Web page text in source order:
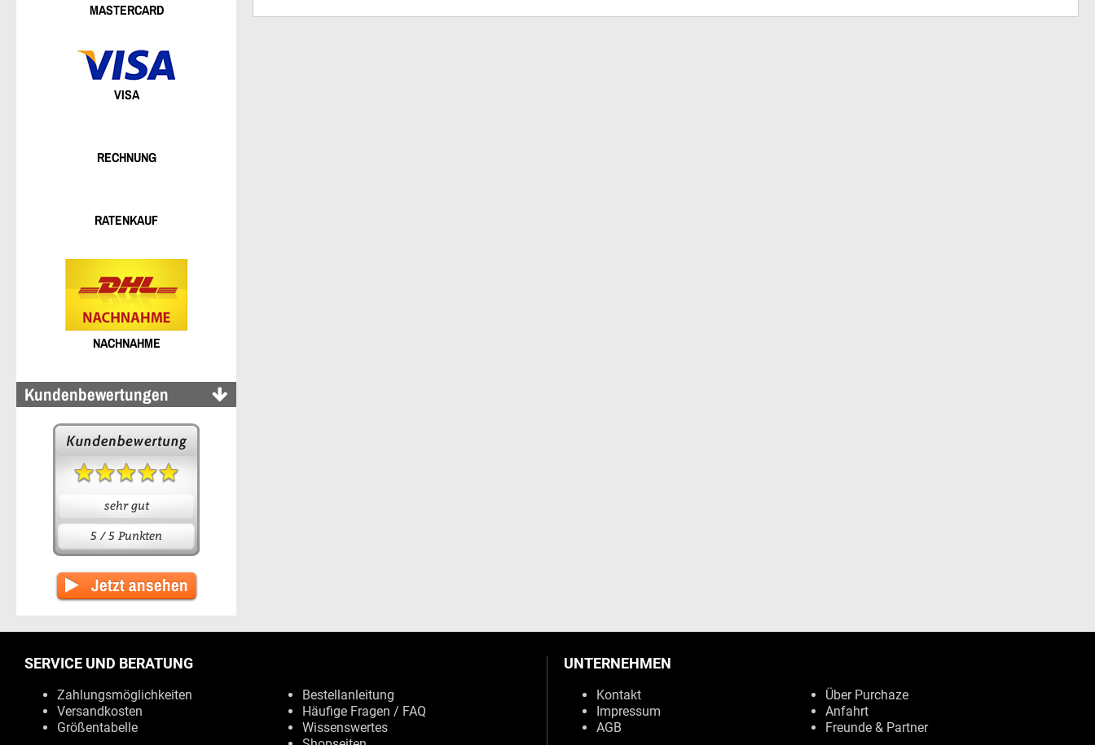
MASTERCARD
VISA
RECHNUNG
RATENKAUF
NACHNAHME
Kundenbewertungen
sehr gut
5 / 5 Punkten
Jetzt ansehen
SERVICE UND BERATUNG
Zahlungsmöglichkeiten
Versandkosten
Größentabelle
Bestellanleitung
Häufige Fragen / FAQ
Wissenswertes
UNTERNEHMEN
Kontakt
Impressum
AGB
Über Purchaze
Anfahrt
Freunde & Partner